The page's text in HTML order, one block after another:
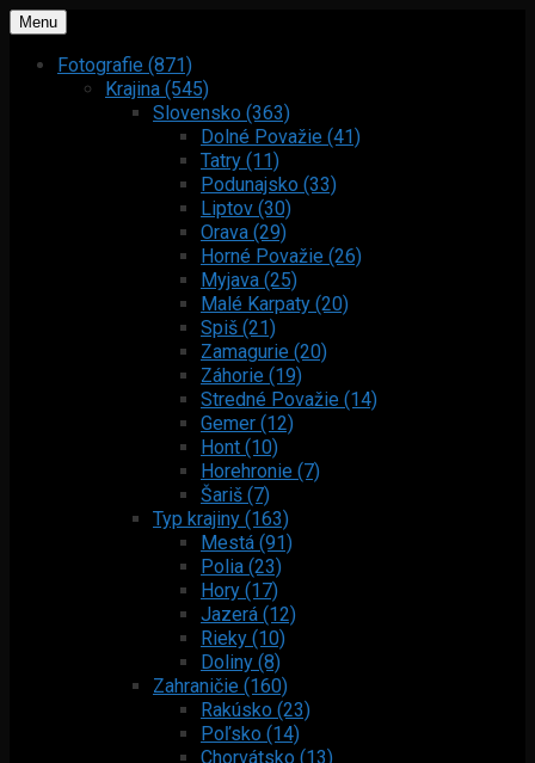
Menu
Fotografie (871)
Krajina (545)
Slovensko (363)
Dolné Považie (41)
Tatry (11)
Podunajsko (33)
Liptov (30)
Orava (29)
Horné Považie (26)
Myjava (25)
Malé Karpaty (20)
Spiš (21)
Zamagurie (20)
Záhorie (19)
Stredné Považie (14)
Gemer (12)
Hont (10)
Horehronie (7)
Šariš (7)
Typ krajiny (163)
Mestá (91)
Polia (23)
Hory (17)
Jazerá (12)
Rieky (10)
Doliny (8)
Zahraničie (160)
Rakúsko (23)
Poľsko (14)
Chorvátsko (13)